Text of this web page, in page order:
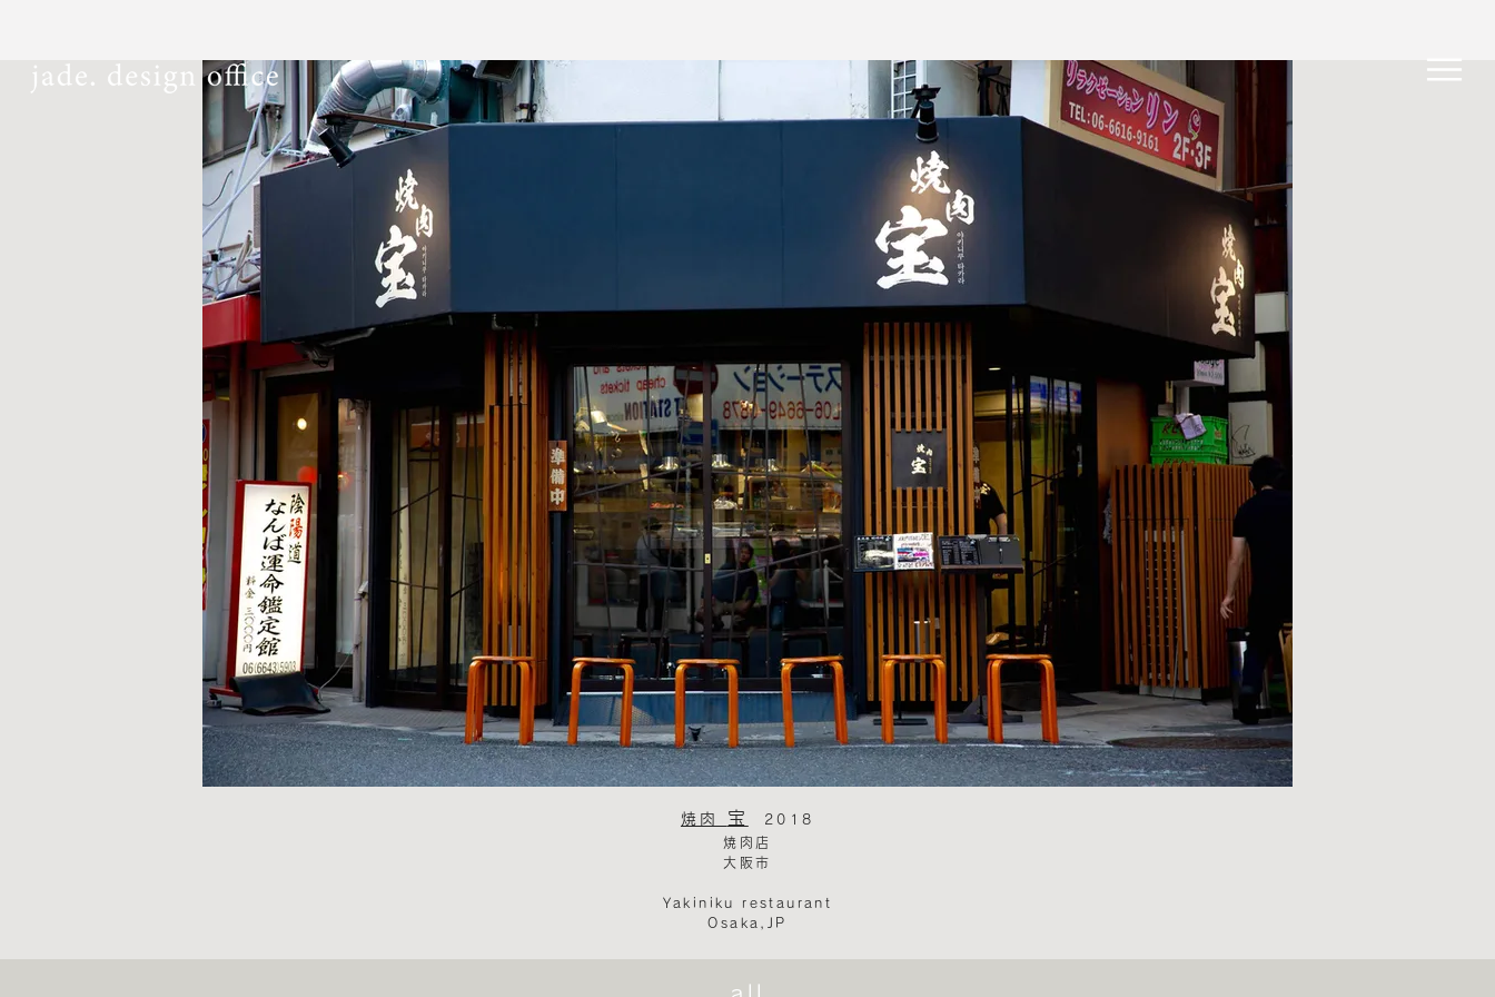
焼肉 宝
2018
焼肉店
大阪市​
Yakiniku restaurant
Osaka,JP
all